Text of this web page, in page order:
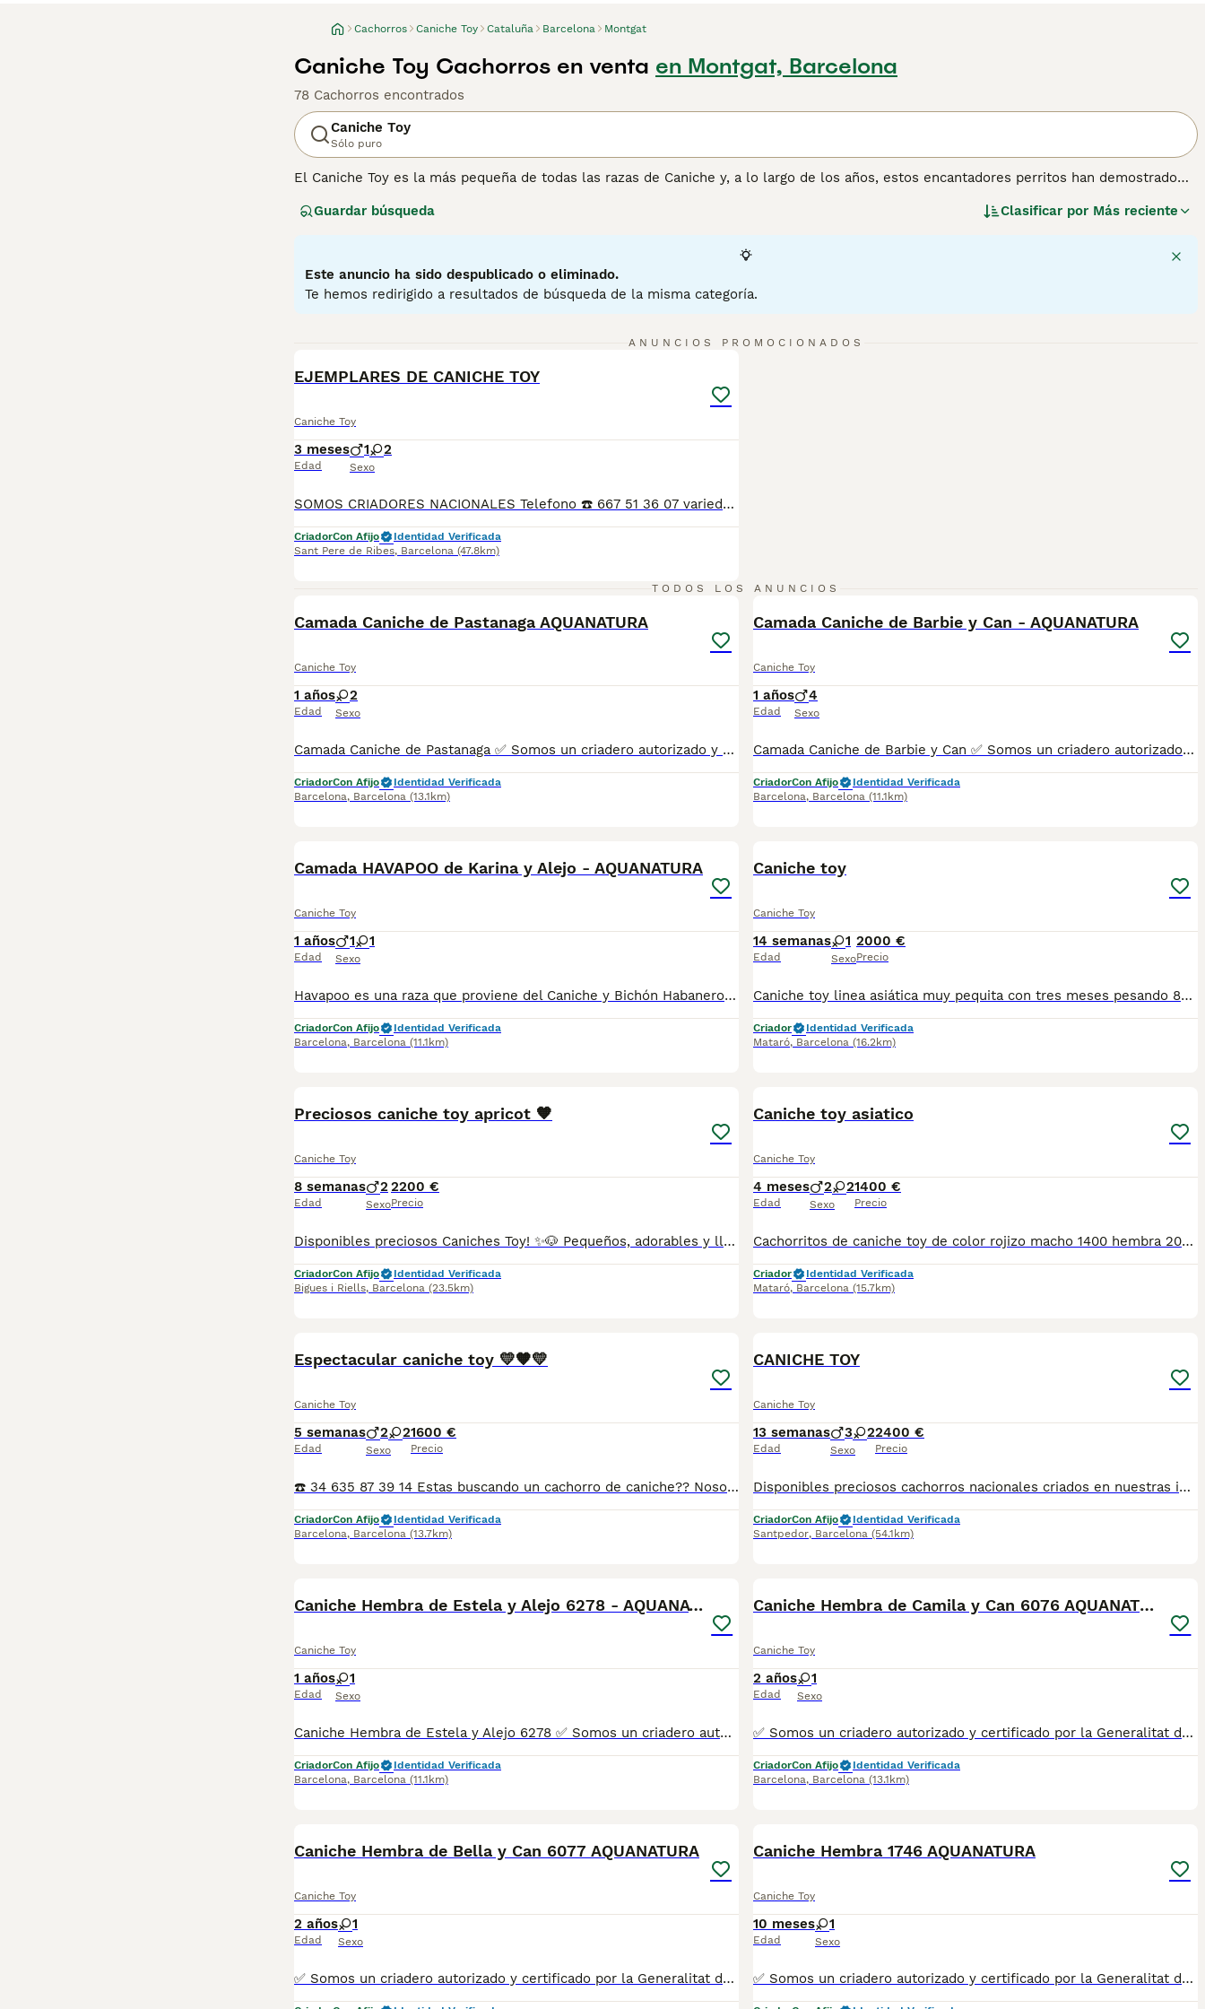
Cachorros Caniche Toy Cataluña Barcelona Montgat
Caniche Toy Cachorros en venta en Montgat, Barcelona
78 Cachorros encontrados
Caniche Toy
Sólo puro
El Caniche Toy es la más pequeña de todas las razas de Caniche y, a lo largo de los años, estos encantadores perritos han demostrado
Mediano y el Miniatura, el Caniche Toy no pierde pelo y este hecho, junto con su gran inteligencia, ha significado que estos encantadores
Lee nuestra página de consejos de compra de Caniche Toy para obtener información sobre esta raza de perro.
Guardar búsqueda Clasificar por Más reciente
Este anuncio ha sido despublicado o eliminado.
Te hemos redirigido a resultados de búsqueda de la misma categoría.
ANUNCIOS PROMOCIONADOS
EJEMPLARES DE CANICHE TOY
Caniche Toy
3 meses
Edad
1 2
Sexo
SOMOS CRIADORES NACIONALES Telefono ☎️ 667 51 36 07 variedad de cachorros de caniches toy de muy buena calidad, pequeños y con pelo de mucha calidad, PADRE CAMPEÓN DE ESPAÑA, COMUNIDAD VALENCIANA Y SEGUNDO EN CASTILLA LA MANCHA SE PUEDE DEMOSTRAR CON TÍTULOS, disponibles tanto hembras como machos. Criados en ambiente familiar,se entregan con 3 vacunas, 3 desparasitaciones, contrato de compraventa y contrato informativo, también garantía por escrito,se hacen entregas a domicilio también, o se puede recoger en el centro de cría,teléfono ,, SON TOYS,OPCIÓN DE PEDIGREE,se pueden venir a ver sin compromiso
CriadorCon Afijo
Identidad Verificada
Sant Pere de Ribes, Barcelona (47.8km)
TODOS LOS ANUNCIOS
Camada Caniche de Pastanaga AQUANATURA
Caniche Toy
1 años
Edad
2
Sexo
Camada Caniche de Pastanaga ✅ Somos un criadero autorizado y certificado por la Generalitat de Catalunya. PARA MÁS INFORMACIÓN: ☎️ 933095977 📱 685878504 / 674320847 💻 www.aquanatura.es 🚙 Hacemos envíos 📌 Calle Roger de Flor 45, muy cerca del Arc de Triomf de Barcelona, de Lunes a Sábados. Se entregan con la mayoría de sus vacunas, desparasitados interna y externamente, con microchip y su registro, cartilla sanitaria y contrato de garantías, bajo la supervisión de nuestro equipo veterinario. AQUANATURA
CriadorCon Afijo
Identidad Verificada
Barcelona, Barcelona (13.1km)
Camada Caniche de Barbie y Can - AQUANATURA
Caniche Toy
1 años
Edad
4
Sexo
Camada Caniche de Barbie y Can ✅ Somos un criadero autorizado y certificado por la Generalitat de Catalunya. ☎️ 933095977 📱 685878504 / 674320847 💻 www.aquanatura.es 🚙 Hacemos envíos 📌 Calle Roger de Flor 45, muy cerca del Arc de Triomf de Barcelona, de Lunes a Sábados, desde las 10h hasta las 21:00h. Se entregan con la mayoría de sus vacunas, desparasitados interna y externamente, con microchip y su registro, cartilla sanitaria y contrato de garantías, bajo la supervisión de nuestro equipo veterinario.
CriadorCon Afijo
Identidad Verificada
Barcelona, Barcelona (11.1km)
Camada HAVAPOO de Karina y Alejo - AQUANATURA
Caniche Toy
1 años
Edad
1 1
Sexo
Havapoo es una raza que proviene del Caniche y Bichón Habanero. ✅ Somos un criadero autorizado y certificado por la Generalitat de Catalunya. MAS INFO ☎️ 933095977 📱 685878504 🚙 HACEMOS ENVIOS Se entregan con la mayoría de sus vacunas, desparasitados interna y externamente, con microchip y su registro, cartilla sanitaria y contrato de garantías, bajo la supervisión de nuestro equipo veterinario.
CriadorCon Afijo
Identidad Verificada
Barcelona, Barcelona (11.1km)
Caniche toy
Caniche Toy
14 semanas
Edad
1
Sexo
2000 €
Precio
Caniche toy linea asiática muy pequita con tres meses pesando 800 gramos peso de adulto de kilo y. Medio a dos kilos una monería se entrega vacunada desparasitado con microchip garantías víricas y congeneinica
Criador
Identidad Verificada
Mataró, Barcelona (16.2km)
Preciosos caniche toy apricot 🧡
Caniche Toy
8 semanas
Edad
2
Sexo
2200 €
Precio
Disponibles preciosos Caniches Toy! ✨🐶 Pequeños, adorables y llenos de ternura. Los Caniches Toy destacan por su gran inteligencia, su carácter cariñoso y juguetón, y su facilidad para aprender. Además, no pierde pelo, lo que los convierte en una excelente opción para muchos hogares con problemas de alergia. ❤️ Se entregan: ✔️ Vacunados según su edad. ✔️ Desparasitados. ✔️ Con microchip. ✔️ Cartilla veterinaria. ✔️ Revisados por veterinario. 🏡 Listos para encontrar una familia que les dé todo el amor que merecen. 📩 Si deseas más información, fotos o reservar uno de nuestros pequeños, escríbenos por mensaje privado. ¡Te enamorarán desde el primer momento! 🐾💕
CriadorCon Afijo
Identidad Verificada
Bigues i Riells, Barcelona (23.5km)
Caniche toy asiatico
Caniche Toy
4 meses
Edad
2 2
Sexo
1400 €
Precio
Cachorritos de caniche toy de color rojizo macho 1400 hembra 2000 de las pequeñas cariños hiporalergicos
Criador
Identidad Verificada
Mataró, Barcelona (15.7km)
Espectacular caniche toy 💛🧡💛
Caniche Toy
5 semanas
Edad
2 2
Sexo
1600 €
Precio
☎️ 34 635 87 39 14 Estas buscando un cachorro de caniche?? Nosotros lo tenemos!! Criamos en casa en ambiente familiar Nuestros cachorros estan socializados desde el primer momento Los padres tienen muy buen caracter, morfología y pelaje Estan revisados por Veterinario Se entregan con dos meses, desparataciones, vacunas correspondientes Y garantía por escrito Posibilidad de llevartelo a casa Contrarembolso Y posibilidad de chip y pasaporte Estamos en Valladolid 📍 SEGOVIA Puedes informarte sin compromiso
CriadorCon Afijo
Identidad Verificada
Barcelona, Barcelona (13.7km)
CANICHE TOY
Caniche Toy
13 semanas
Edad
3 2
Sexo
2400 €
Precio
Disponibles preciosos cachorros nacionales criados en nuestras instalaciones, en un ambiente familiar y responsable. Nuestros cachorros se entregan con cartilla de primera vacunación, vacunas correspondientes a su edad, desparasitados interna y externamente, y con microchip implantado y dado de alta. Además, realizamos un contrato de garantía que incluye: • Garantía vírica de 15 días. • Garantía congénita de 1 año. Desde la fecha de entrega del cachorro. Nos comprometemos al 100% con la salud, el bienestar y el cuidado de nuestros pequeños. Disponemos de Núcleo Zoológico Para más información, imágenes o cualquier consulta sin compromiso, pueden contactar con nosotros en los teléfonos: CRISTINA 📞 722 788 399 📞 932 514 529
CriadorCon Afijo
Identidad Verificada
Santpedor, Barcelona (54.1km)
Caniche Hembra de Estela y Alejo 6278 - AQUANATURA
Caniche Toy
1 años
Edad
1
Sexo
Caniche Hembra de Estela y Alejo 6278 ✅ Somos un criadero autorizado y certificado por la Generalitat de Catalunya. MAS INFO ☎️ 933095977 📱 685878504 FOTOS Y VIDEOS 💻 www.aquanatura.es 🚙 HACEMOS ENVIOS Se entregan vacunados, desparasitados interna y externamente, con microchip y su registro, con cartilla sanitaria y contrato de garantías, bajo la supervisión de nuestro equipo veterinario.
CriadorCon Afijo
Identidad Verificada
Barcelona, Barcelona (11.1km)
Caniche Hembra de Camila y Can 6076 AQUANATURA
Caniche Toy
2 años
Edad
1
Sexo
✅ Somos un criadero autorizado y certificado por la Generalitat de Catalunya. 📌 Roger de Flor 45, muy cerca del Arc de Triomf de Barcelona, de Lunes a Sábados, desde las 10h hasta las 21:00h. MAS INFO ☎️ 933095977 📱 685878504 FOTOS Y VIDEOS 💻 www.aquanatura.es 🚙 HACEMOS ENVIOS Se entregan vacunados, desparasitados interna y externamente, con microchip y su registro, con cartilla sanitaria y contrato de garantías, bajo la supervisión de nuestro equipo veterinario.
CriadorCon Afijo
Identidad Verificada
Barcelona, Barcelona (13.1km)
Caniche Hembra de Bella y Can 6077 AQUANATURA
Caniche Toy
2 años
Edad
1
Sexo
✅ Somos un criadero autorizado y certificado por la Generalitat de Catalunya. 📌Roger de Flor 45, muy cerca del Arc de Triomf de Barcelona, de Lunes a Sábados, desde las 10h hasta las 21:00h. MAS INFO ☎️ 933095977 📱 685878504 FOTOS Y VIDEOS 💻 www.aquanatura.es 🚙 HACEMOS ENVIOS Se entregan vacunados, desparasitados interna y externamente, con microchip y su registro, con cartilla sanitaria y contrato de garantías, bajo la supervisión de nuestro equipo veterinario.
Caniche Hembra 1746 AQUANATURA
Caniche Toy
10 meses
Edad
1
Sexo
✅ Somos un criadero autorizado y certificado por la Generalitat de Catalunya. PARA MÁS INFORMACIÓN: ☎️ 933095977 📱 685878504 / 674320847 💻 www.aquanatura.es 🚙 Hacemos envíos 📌 Calle Roger de Flor 45, muy cerca del Arc de Triomf de Barcelona, de Lunes a Sábados. Se entregan con la mayoría de sus vacunas, desparasitados interna y externamente, con microchip y su registro, cartilla sanitaria y contrato de garantías, bajo la supervisión de nuestro equipo veterinario. AQUANATURA